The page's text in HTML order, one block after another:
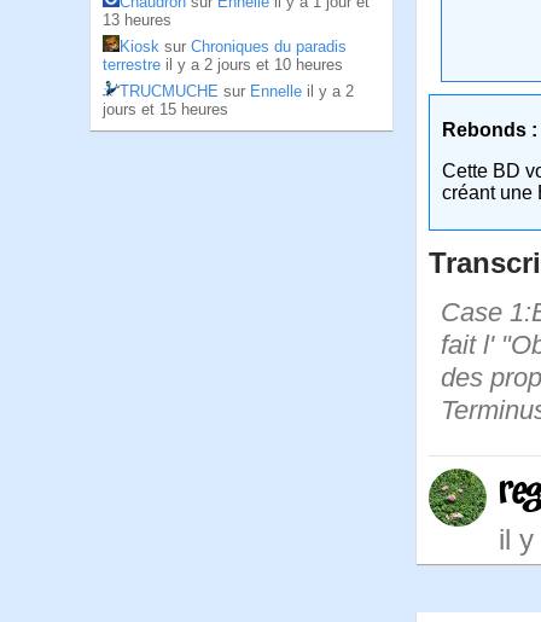
13 heures
Kiosk sur Chroniques du paradis
terrestre il y a 2 jours et 10 heures
TRUCMUCHE sur Ennelle il y a 2
jours et 15 heures
Rebonds :
Cette BD
créant une
Case
fait l'
des
il